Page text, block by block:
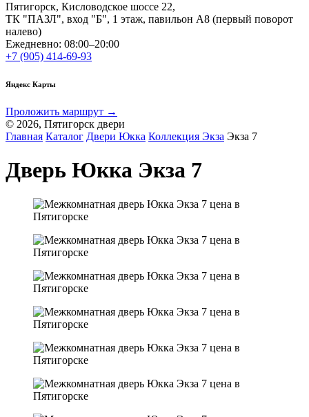
Пятигорск, Кисловодское шоссе 22,
ТК "ПАЗЛ", вход "Б", 1 этаж, павильон А8 (первый поворот
налево)
Ежедневно: 08:00–20:00
+7 (905) 414-69-93
Яндекс Карты
Проложить маршрут →
© 2026, Пятигорск двери
Главная Каталог Двери Юкка Коллекция Экза Экза 7
Дверь Юкка Экза 7